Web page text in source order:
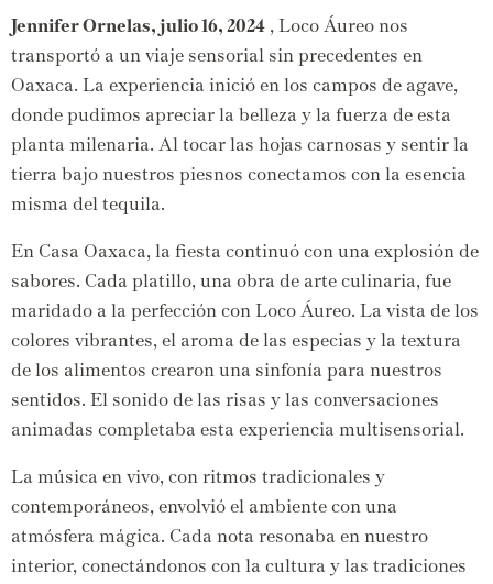
Jennifer Ornelas, julio 16, 2024 , Loco Áureo nos
transportó a un viaje sensorial sin precedentes en
Oaxaca. La experiencia inició en los campos de agave,
donde pudimos apreciar la belleza y la fuerza de esta
planta milenaria. Al tocar las hojas carnosas y sentir la
tierra bajo nuestros piesnos conectamos con la esencia
misma del tequila.
En Casa Oaxaca, la fiesta continuó con una explosión de
sabores. Cada platillo, una obra de arte culinaria, fue
maridado a la perfección con Loco Áureo. La vista de los
colores vibrantes, el aroma de las especias y la textura
de los alimentos crearon una sinfonía para nuestros
sentidos. El sonido de las risas y las conversaciones
animadas completaba esta experiencia multisensorial.
La música en vivo, con ritmos tradicionales y
contemporáneos, envolvió el ambiente con una
atmósfera mágica. Cada nota resonaba en nuestro
interior, conectándonos con la cultura y las tradiciones